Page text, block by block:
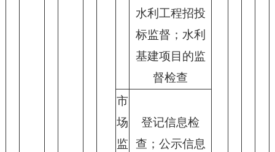
水利工程招投
标监督；水利
基建项目的监
督检查
市
场
监
登记信息检
查；公示信息